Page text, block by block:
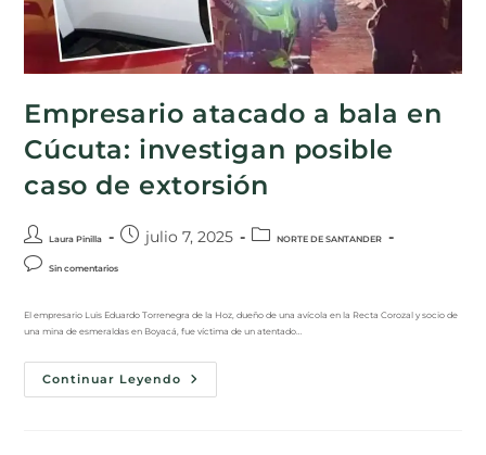
Empresario atacado a bala en
Cúcuta: investigan posible
caso de extorsión
Laura Pinilla julio 7, 2025 NORTE DE SANTANDER
Sin comentarios
El empresario Luis Eduardo Torrenegra de la Hoz, dueño de una avícola en la Recta Corozal y socio de
una mina de esmeraldas en Boyacá, fue víctima de un atentado…
Continuar Leyendo